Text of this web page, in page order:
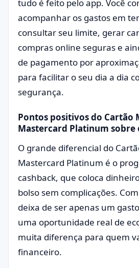
tudo é feito pelo app. Você
acompanhar os gastos em
consultar seu limite, gerar
compras online seguras e
de pagamento por
para facilitar o seu dia a dia
segurança.
Pontos positivos do Cartão
Mastercard Platinum sobre
O grande diferencial do
Mastercard Platinum é o
cashback, que coloca
bolso sem complicações.
deixa de ser apenas um
uma oportunidade real de
muita diferença para quem
financeiro.